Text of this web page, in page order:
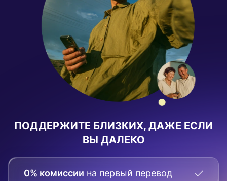
ПОДДЕРЖИТЕ БЛИЗКИХ, ДАЖЕ ЕСЛИ
ВЫ ДАЛЕКО
0% комиссии на первый перевод